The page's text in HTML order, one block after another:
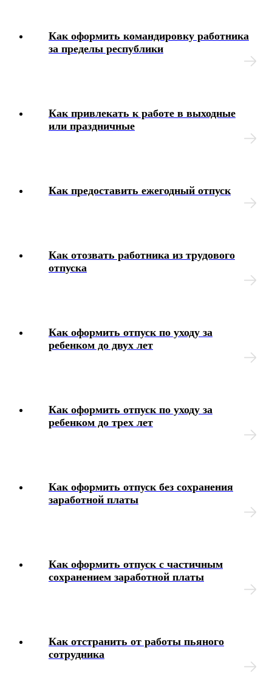
Блок-схемы
Как оформить командировку работника
за пределы республики
Как привлекать к работе в выходные
или праздничные
Как предоставить ежегодный отпуск
Как отозвать работника из трудового
отпуска
Как оформить отпуск по уходу за
ребенком до двух лет
Как оформить отпуск по уходу за
ребенком до трех лет
Как оформить отпуск без сохранения
заработной платы
Как оформить отпуск с частичным
сохранением заработной платы
Как отстранить от работы пьяного
сотрудника